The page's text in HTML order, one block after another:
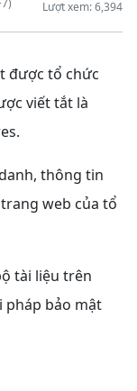
Lượt xem: 6,394
được tổ chức
viết tắt là
thông tin
web của tổ
tài liệu trên
pháp bảo mật